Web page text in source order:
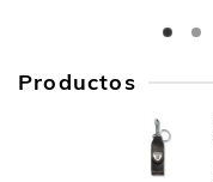
Productos